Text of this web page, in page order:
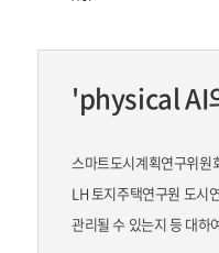
'physical AI
스마트도시계획연구위
LH 토지주택연구원 도시
관리될 수 있는지 등 대하